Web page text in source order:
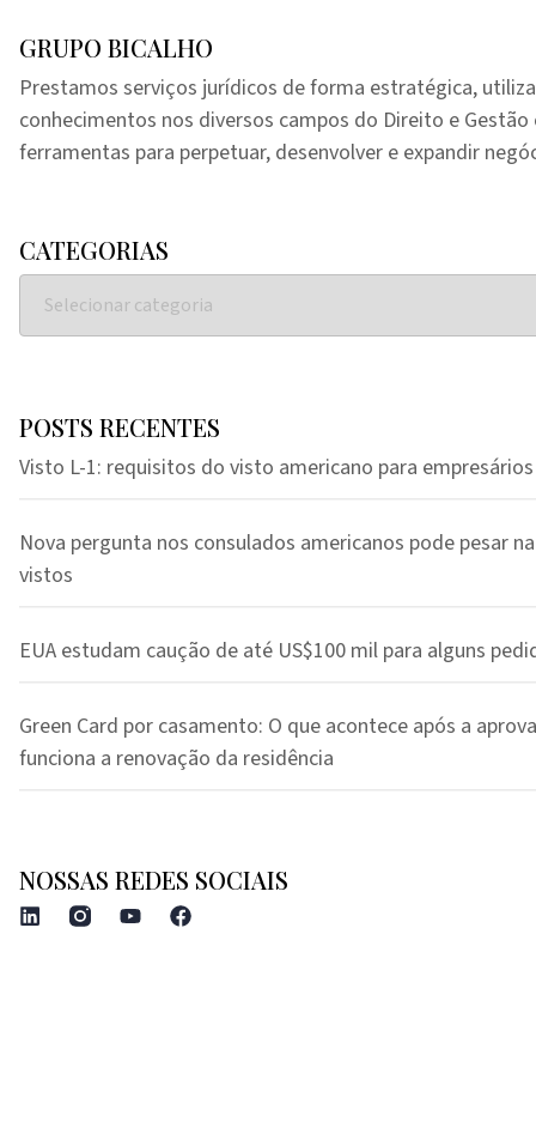
GRUPO BICALHO
Prestamos serviços jurídicos de forma estratégica,
conhecimentos nos diversos campos do Direito e
ferramentas para perpetuar, desenvolver e expandir
CATEGORIAS
POSTS RECENTES
Visto L-1: requisitos do visto americano para empresários
Nova pergunta nos consulados americanos pode pesar
vistos
EUA estudam caução de até US$100 mil para alguns
Green Card por casamento: O que acontece após a
funciona a renovação da residência
NOSSAS REDES SOCIAIS